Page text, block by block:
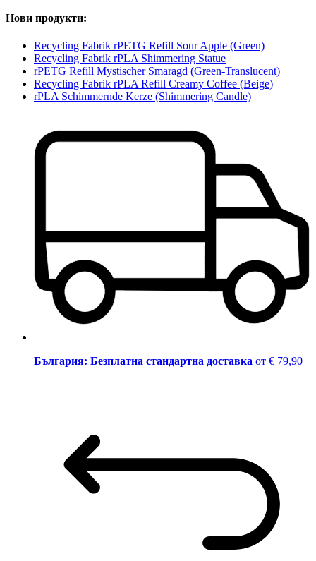
Нови продукти:
Recycling Fabrik rPETG Refill Sour Apple (Green)
Recycling Fabrik rPLA Shimmering Statue
rPETG Refill Mystischer Smaragd (Green-Translucent)
Recycling Fabrik rPLA Refill Creamy Coffee (Beige)
rPLA Schimmernde Kerze (Shimmering Candle)
България: Безплатна стандартна доставка от € 79,90